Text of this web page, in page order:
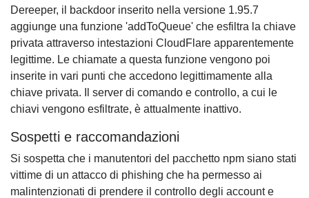
Dereeper, il backdoor inserito nella versione 1.95.7
aggiunge una funzione 'addToQueue' che esfiltra la chiave
privata attraverso intestazioni CloudFlare apparentemente
legittime. Le chiamate a questa funzione vengono poi
inserite in vari punti che accedono legittimamente alla
chiave privata. Il server di comando e controllo, a cui le
chiavi vengono esfiltrate, è attualmente inattivo.
Sospetti e raccomandazioni
Si sospetta che i manutentori del pacchetto npm siano stati
vittime di un attacco di phishing che ha permesso ai
malintenzionati di prendere il controllo degli account e